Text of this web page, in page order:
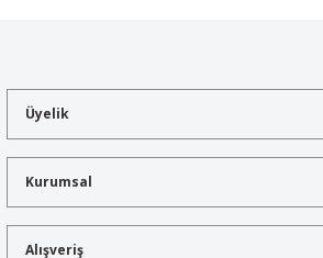
Ürün açıklamasında eksik bilgiler bulunuyor.
Ürün bilgilerinde hatalar bulunuyor.
Bu ürüne benzer farklı alternatifler olmalı.
Üyelik
Kurumsal
Alışveriş